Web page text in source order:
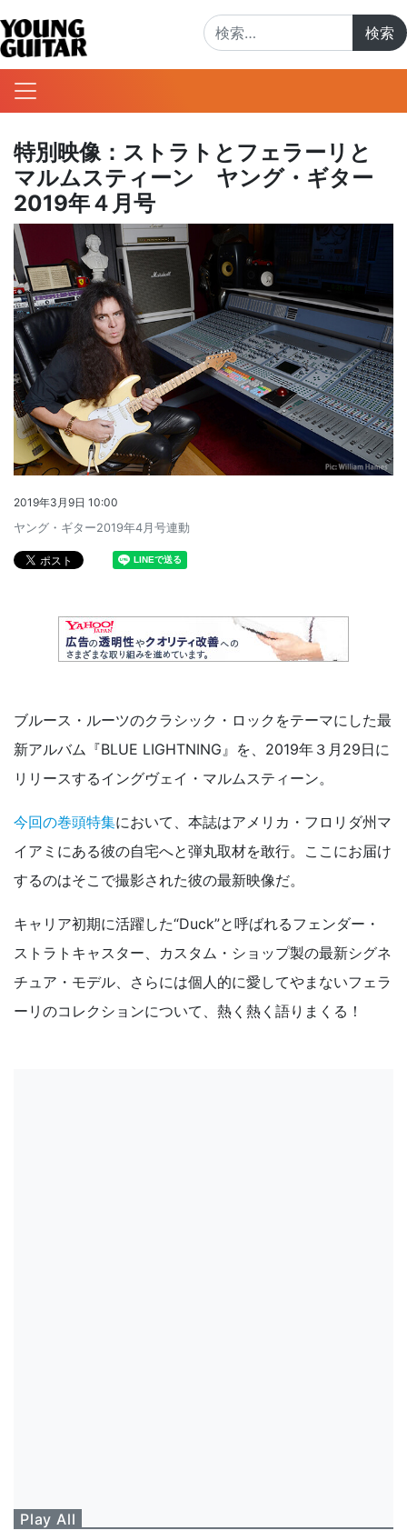
特別映像：ストラトとフェラーリと
マルムスティーン ヤング・ギター
2019年４月号
2019年3月9日 10:00
ヤング・ギター2019年4月号連動
ブルース・ルーツのクラシック・ロックをテーマにした最
新アルバム『BLUE LIGHTNING』を、2019年３月29日に
リリースするイングヴェイ・マルムスティーン。
今回の巻頭特集において、本誌はアメリカ・フロリダ州マ
イアミにある彼の自宅へと弾丸取材を敢行。ここにお届け
するのはそこで撮影された彼の最新映像だ。
キャリア初期に活躍した“Duck”と呼ばれるフェンダー・
ストラトキャスター、カスタム・ショップ製の最新シグネ
チュア・モデル、さらには個人的に愛してやまないフェラ
ーリのコレクションについて、熱く熱く語りまくる！
Play All